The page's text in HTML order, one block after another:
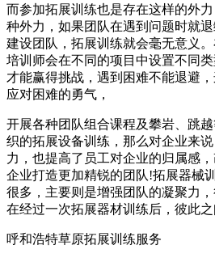
而参加拓展训练也是存在这样的外
种外力，如果团队在遇到问题时就
建设团队，拓展训练就会毫无意义
培训师会在不同的项目中设置不同
才能赢得挑战，遇到困难不能退避
应对困难的勇气，
开展各种团队组合课程及攀岩、跳
织的拓展设备训练，那么对企业来
力，也提高了员工对企业的归属感
企业打造更加精锐的团队!拓展器械
很多，主要则是增强团队的凝聚力
在经过一次拓展器材训练后，彼此之
呼和浩特草原拓展训练服务